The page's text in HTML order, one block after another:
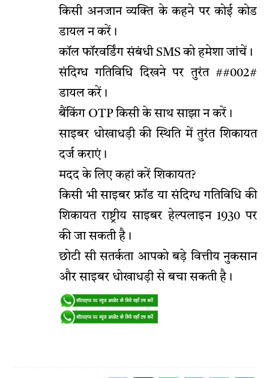
किसी अनजान व्यक्ति के कहने पर कोई कोड
डायल न करें।
कॉल फॉरवर्डिंग संबंधी SMS को हमेशा जांचें।
संदिग्ध गतिविधि दिखने पर तुरंत ##002#
डायल करें।
बैंकिंग OTP किसी के साथ साझा न करें।
साइबर धोखाधड़ी की स्थिति में तुरंत शिकायत
दर्ज कराएं।
मदद के लिए कहां करें शिकायत?
किसी भी साइबर फ्रॉड या संदिग्ध गतिविधि की
शिकायत राष्ट्रीय साइबर हेल्पलाइन 1930 पर
की जा सकती है।
छोटी सी सतर्कता आपको बड़े वित्तीय नुकसान
और साइबर धोखाधड़ी से बचा सकती है।